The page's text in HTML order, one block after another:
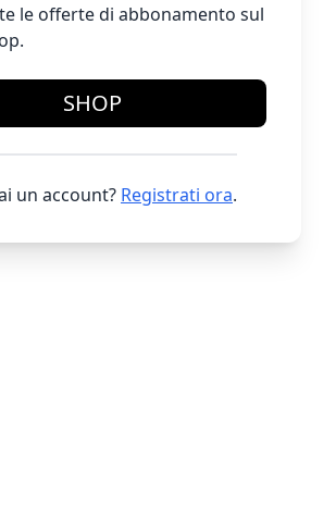
le offerte di abbonamento sul
SHOP
un account? Registrati ora.